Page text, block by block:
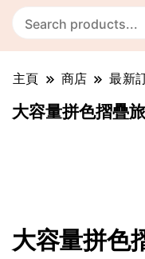
主頁 商店 最新
大容量拼色摺疊
大容量拼色